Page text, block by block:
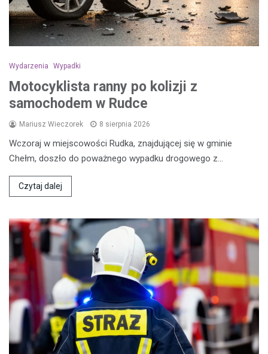
Wydarzenia Wypadki
Motocyklista ranny po kolizji z
samochodem w Rudce
Mariusz Wieczorek 8 sierpnia 2026
Wczoraj w miejscowości Rudka, znajdującej się w gminie
Chełm, doszło do poważnego wypadku drogowego z…
Czytaj dalej